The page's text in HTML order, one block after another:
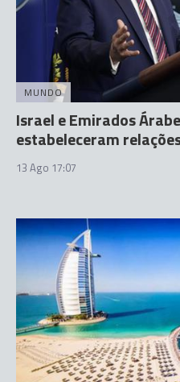
MUNDO
Israel e Emirados
estabeleceram
13 Ago 17:07